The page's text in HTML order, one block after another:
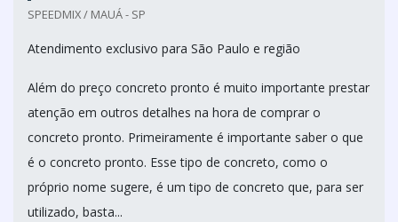
SPEEDMIX / MAUÁ - SP
Atendimento exclusivo para São Paulo e região
Além do preço concreto pronto é muito importante prestar
atenção em outros detalhes na hora de comprar o
concreto pronto. Primeiramente é importante saber o que
é o concreto pronto. Esse tipo de concreto, como o
próprio nome sugere, é um tipo de concreto que, para ser
utilizado, basta...